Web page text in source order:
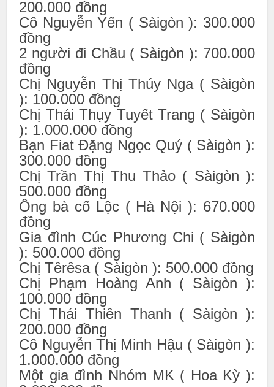
200.000 đồng
Cô Nguyễn Yến ( Sàigòn ): 300.000
đồng
2 người đi Chầu ( Sàigòn ): 700.000
đồng
Chị Nguyễn Thị Thúy Nga ( Sàigòn
): 100.000 đồng
Chị Thái Thụy Tuyết Trang ( Sàigòn
): 1.000.000 đồng
Bạn Fiat Đặng Ngọc Quý ( Sàigòn ):
300.000 đồng
Chị Trần Thị Thu Thảo ( Sàigòn ):
500.000 đồng
Ông bà cố Lộc ( Hà Nội ): 670.000
đồng
Gia đình Cúc Phương Chi ( Sàigòn
): 500.000 đồng
Chị Têrêsa ( Sàigòn ): 500.000 đồng
Chị Phạm Hoàng Anh ( Sàigòn ):
100.000 đồng
Chị Thái Thiên Thanh ( Sàigòn ):
200.000 đồng
Cô Nguyễn Thị Minh Hậu ( Sàigòn ):
1.000.000 đồng
Một gia đình Nhóm MK ( Hoa Kỳ ):